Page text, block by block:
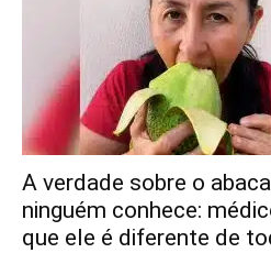
A verdade sobre o
ninguém conhece:
que ele é diferente de